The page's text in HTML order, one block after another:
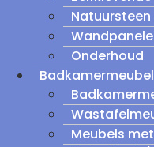
Onderhoud
Meubels